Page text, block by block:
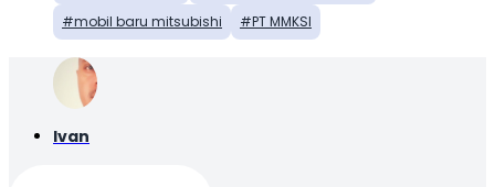
mobil baru mitsubishi
PT MMKSI
Ivan